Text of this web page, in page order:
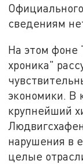
сведениям
На этом фоне
хроника"
экономики. В
крупнейший
нарушения в
целые